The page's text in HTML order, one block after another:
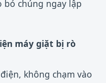
bỏ chúng ngay lập
máy giặt bị rò
không chạm vào